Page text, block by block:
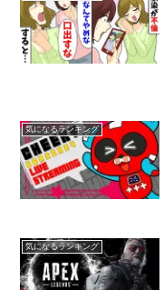
気になるランキング
気になるランキング